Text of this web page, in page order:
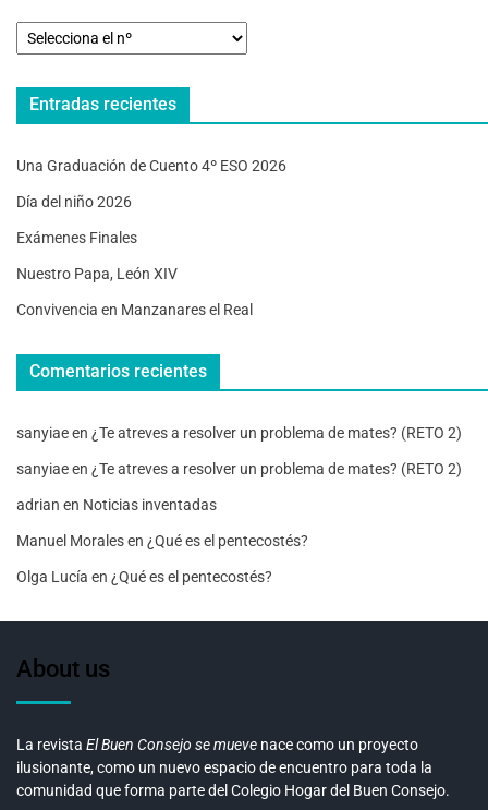
Entradas recientes
Una Graduación de Cuento 4º ESO 2026
Día del niño 2026
Exámenes Finales
Nuestro Papa, León XIV
Convivencia en Manzanares el Real
Comentarios recientes
sanyiaeen ¿Te atreves a resolver un problema de mates? (RETO 2)
sanyiaeen ¿Te atreves a resolver un problema de mates? (RETO 2)
adrian en Noticias inventadas
Manuel Moralesen ¿Qué es el pentecostés?
Olga Lucía en ¿Qué es el pentecostés?
About us
La revista El Buen Consejo se mueve nace como un proyecto
ilusionante, como un nuevo espacio de encuentro para toda la
comunidad que forma parte del Colegio Hogar del Buen Consejo.